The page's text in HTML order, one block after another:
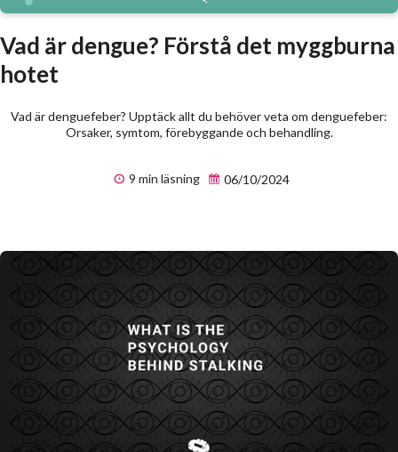
Vad är dengue? Förstå det myggburna
hotet
Vad är denguefeber? Upptäck allt du behöver veta om denguefeber:
Orsaker, symtom, förebyggande och behandling.
9 min läsning 06/10/2024